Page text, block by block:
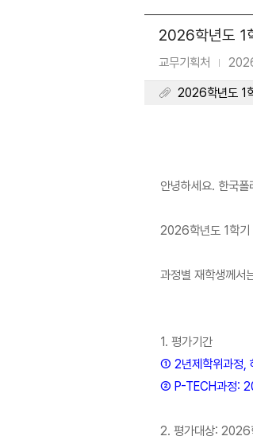
2026학년도 1
교무기획처 |
2026학년도 1
안녕하세요. 한국
2026학년도 1학기
과정별 재학생께서
1. 평가기간
① 2년제학위과정,
② P-TECH과정:
2. 평가대상: 2026